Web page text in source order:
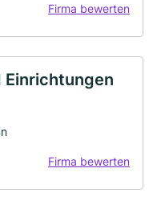
Firma bewerten
Einrichtungen
Firma bewerten